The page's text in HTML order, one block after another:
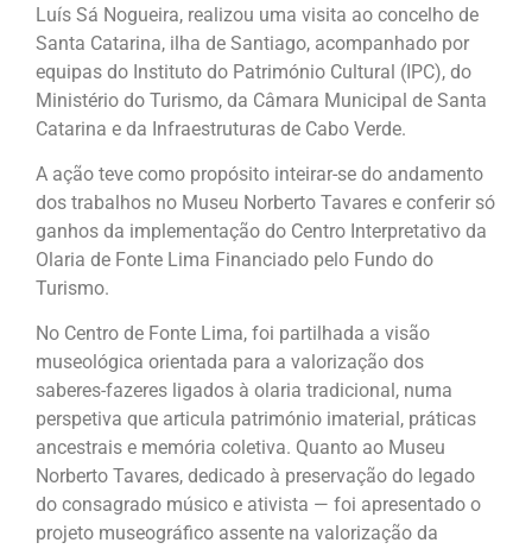
Luís Sá Nogueira, realizou uma visita ao concelho de
Santa Catarina, ilha de Santiago, acompanhado por
equipas do Instituto do Património Cultural (IPC), do
Ministério do Turismo, da Câmara Municipal de Santa
Catarina e da Infraestruturas de Cabo Verde.
A ação teve como propósito inteirar-se do andamento
dos trabalhos no Museu Norberto Tavares e conferir só
ganhos da implementação do Centro Interpretativo da
Olaria de Fonte Lima Financiado pelo Fundo do
Turismo.
No Centro de Fonte Lima, foi partilhada a visão
museológica orientada para a valorização dos
saberes-fazeres ligados à olaria tradicional, numa
perspetiva que articula património imaterial, práticas
ancestrais e memória coletiva. Quanto ao Museu
Norberto Tavares, dedicado à preservação do legado
do consagrado músico e ativista — foi apresentado o
projeto museográfico assente na valorização da